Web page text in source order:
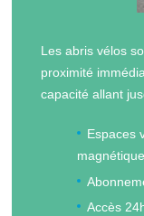
Les abris vélos
proximité
capacité allant
Espaces
magnétique
Accès